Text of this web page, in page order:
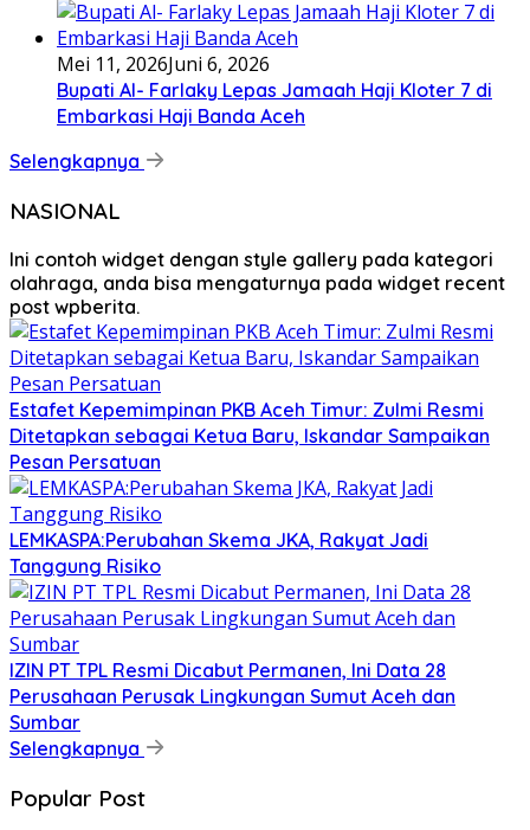
Mei 11, 2026Juni 6, 2026
Bupati Al- Farlaky Lepas Jamaah Haji Kloter 7 di
Embarkasi Haji Banda Aceh
Selengkapnya
NASIONAL
Ini contoh widget dengan style gallery pada kategori
olahraga, anda bisa mengaturnya pada widget recent
post wpberita.
Estafet Kepemimpinan PKB Aceh Timur: Zulmi Resmi
Ditetapkan sebagai Ketua Baru, Iskandar Sampaikan
Pesan Persatuan
LEMKASPA:Perubahan Skema JKA, Rakyat Jadi
Tanggung Risiko
IZIN PT TPL Resmi Dicabut Permanen, Ini Data 28
Perusahaan Perusak Lingkungan Sumut Aceh dan
Sumbar
Selengkapnya
Popular Post